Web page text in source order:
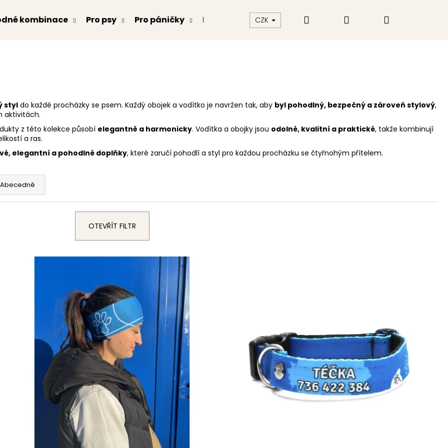
kombinace Pro psy Pro páničky Kontakt Hodnocení obchodu
CZK Hledat PřihlášeníNákupní
styl do každé procházky se psem. Každý obojek a vodítko je navržen tak, aby byl pohodlný, bezpečný a zároveň stylový,
aktivitách.
z této kolekce působí elegantně a harmonicky. Vodítka a obojky jsou odolné, kvalitní a praktické, takže kombinují
a ras.
elegantní a pohodlné doplňky, které zaručí pohodlí a styl pro každou procházku se čtyřnohým přítelem.
Abecedně
OTEVŘÍT FILTR
Doporučujeme